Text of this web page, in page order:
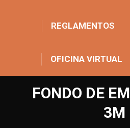
REGLAMENTOS
OFICINA VIRTUAL
FONDO DE
3M